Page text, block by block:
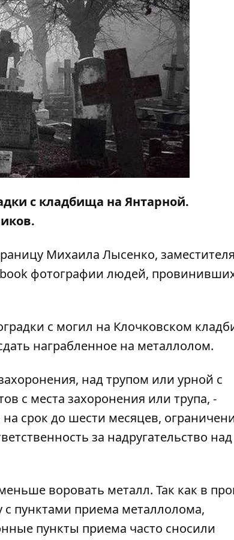
с кладбища на Янтарной.
Михаила Лысенко, заместителя
фотографии людей,
с могил на Клочковском
награбленное на металлолом.
над трупом или урной с
с места захоронения или трупа, -
срок до шести месяцев,
за надругательство над
воровать металл. Так как в
с пунктами приема металлолома,
пункты приема часто сносили